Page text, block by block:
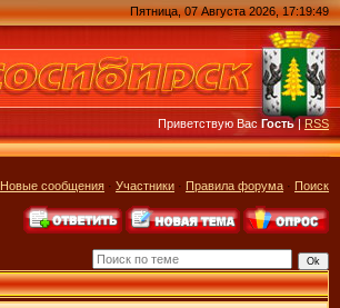
Пятница, 07 Августа 2026, 17:19:49
Приветствую ВасГость|RSS
Новые сообщения · Участники · Правила форума · Поиск